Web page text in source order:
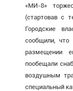
«МИ-8»
(стартовав с
Городские
сообщили, что
размещении
пообещали
воздушным
специальный